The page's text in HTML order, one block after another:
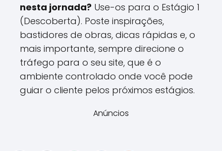
nesta jornada? Use-os para o Estágio 1
(Descoberta). Poste inspirações,
bastidores de obras, dicas rápidas e, o
mais importante, sempre direcione o
tráfego para o seu site, que é o
ambiente controlado onde você pode
guiar o cliente pelos próximos estágios.
Anúncios